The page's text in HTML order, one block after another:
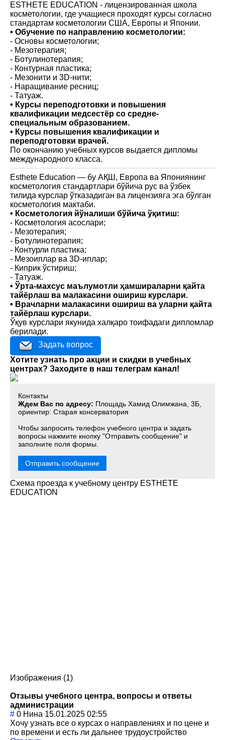
ESTHETE EDUCATION - лицензированная школа
косметологии, где учащиеся проходят курсы согласно
стандартам косметологии США, Европы и Японии.
• Обучение по направлению косметологии:
- Основы косметологии;
- Мезотерапия;
- Ботулинотерапия;
- Контурная пластика;
- Мезонити и 3D-нити;
- Наращивание ресниц;
- Татуаж.
• Курсы переподготовки и повышения
квалификации медсестёр со средне-
специальным образованием.
• Курсы повышения квалификации и
переподготовки врачей.
По окончанию учебных курсов выдается дипломы
международного класса.
Esthete Education — бу АҚШ, Европа ва Япониянинг
косметология стандартлари бўйича рус ва ўзбек
тилида курслар ўтказадиган ва лицензияга эга бўлган
косметология мактаби.
• Косметология йўналиши бўйича ўқитиш:
- Косметология асослари;
- Мезотерапия;
- Ботулинотерапия;
- Контурли пластика;
- Мезоиплар ва 3D-иплар;
- Киприк ўстириш;
- Татуаж.
• Ўрта-махсус маълумотли ҳамшираларни қайта
тайёрлаш ва малакасини ошириш курслари.
• Врачларни малакасини ошириш ва уларни қайта
тайёрлаш курслари.
Ўқув курслари якунида халқаро тоифадаги дипломлар
берилади.
Задать вопрос
Хотите узнать про акции и скидки в учебных
центрах? Заходите в наш телеграм канал!
Контакты
Ждем Вас по адресу: Площадь Хамид Олимжана, 3Б,
ориентир: Старая консерватория
Чтобы запросить телефон учебного центра и задать
вопросы нажмите кнопку "Отправить сообщение" и
заполните поля формы.
Отправить сообщение
Схема проезда к учебному центру ESTHETE
EDUCATION
Изображения (1)
Отзывы учебного центра, вопросы и ответы
администрации
# 0 Нина 15.01.2025 02:55
Хочу узнать все о курсах о направлениях и по цене и
по времени и есть ли дальнее трудоустройство